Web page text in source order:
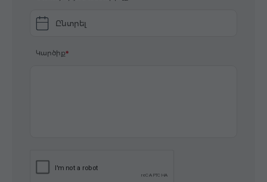
Ընտրել
Կարծիք